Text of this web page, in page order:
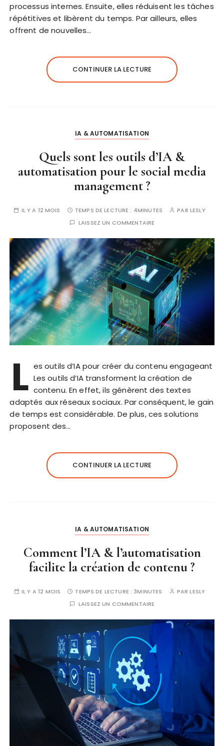
processus internes. Ensuite, elles réduisent les tâches
répétitives et libèrent du temps. Par ailleurs, elles
offrent de nouvelles…
CONTINUER LA LECTURE
IA & AUTOMATISATION
Quels sont les outils d’IA &
automatisation pour le social media
management ?
IL Y A 12 MOIS TEMPS DE LECTURE : 4MINUTES PAR LESLY
LAISSEZ UN COMMENTAIRE
L es outils d’IA pour créer du contenu engageant
Les outils d’IA transforment la création de
contenu. En effet, ils génèrent des textes
adaptés aux réseaux sociaux. Par conséquent, le gain
de temps est considérable. De plus, ces solutions
proposent des…
CONTINUER LA LECTURE
IA & AUTOMATISATION
Comment l’IA & l’automatisation
facilite la création de contenu ?
IL Y A 12 MOIS TEMPS DE LECTURE : 3MINUTES PARLESLY
LAISSEZ UN COMMENTAIRE